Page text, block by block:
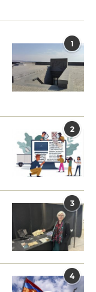
1
2
3
4